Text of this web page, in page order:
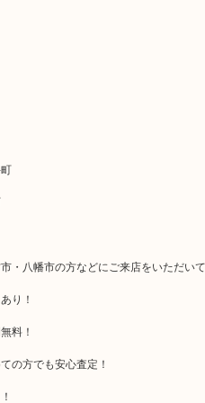
・八幡市の方などにご来店をいただい
り！
料！
の方でも安心査定！